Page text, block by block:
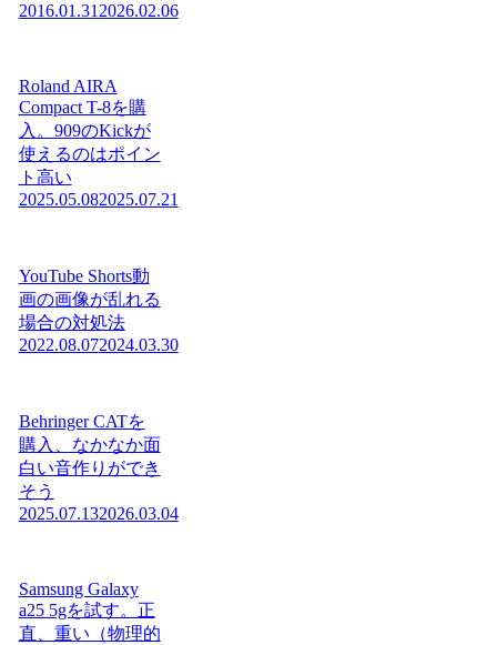
2016.01.312026.02.06
Roland AIRA
Compact T-8を購
入。909のKickが
使えるのはポイン
ト高い
2025.05.082025.07.21
YouTube Shorts動
画の画像が乱れる
場合の対処法
2022.08.072024.03.30
Behringer CATを
購入、なかなか面
白い音作りができ
そう
2025.07.132026.03.04
Samsung Galaxy
a25 5gを試す。正
直、重い（物理的